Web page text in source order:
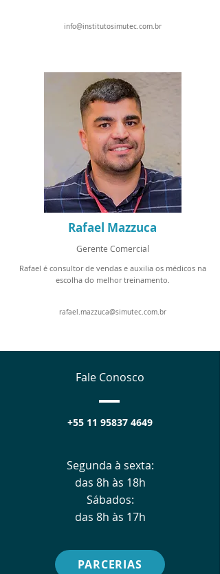
info@institutosimutec.com.br
Rafael Mazzuca
Gerente Comercial
Rafael é consultor de vendas e auxilia os médicos na
escolha do melhor treinamento.
rafael.mazzuca@simutec.com.br
Fale Conosco
+55 11 95837 4649
Segunda à sexta:
das 8h às 18h
Sábados:
das 8h às 17h
PARCERIAS